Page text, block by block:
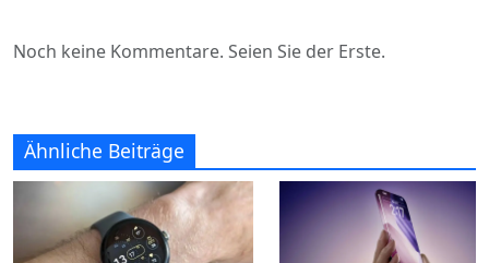
Noch keine Kommentare. Seien Sie der Erste.
Ähnliche Beiträge